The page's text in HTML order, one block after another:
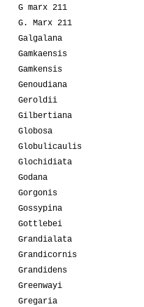
G marx 211
G. Marx 211
Galgalana
Gamkaensis
Gamkensis
Genoudiana
Geroldii
Gilbertiana
Globosa
Globulicaulis
Glochidiata
Godana
Gorgonis
Gossypina
Gottlebei
Grandialata
Grandicornis
Grandidens
Greenwayi
Gregaria